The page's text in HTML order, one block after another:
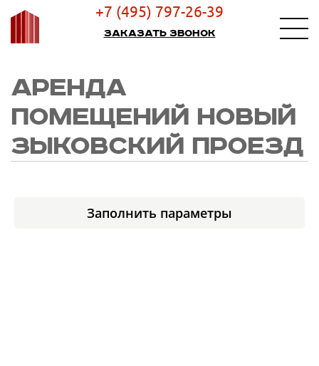
+7 (495) 797-26-39
Заказать звонок
АРЕНДА
ПОМЕЩЕНИЙ НОВЫЙ
ЗЫКОВСКИЙ ПРОЕЗД
Заполнить параметры